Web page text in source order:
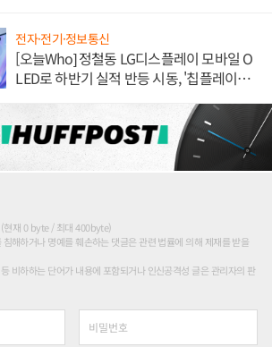
전자·전기·정보통신
[오늘Who] 정철동 LG디스플레이 모바일 O
LED로 하반기 실적 반등 시동, '칩플레이
현재 0 byte / 최대 400byte)
해하거나 명예를 훼손하는 댓글은 관련 법률에 의해 제재를 받을
비하하는 단어가 내용에 포함되거나 인신공격성 글은 관리자의 판